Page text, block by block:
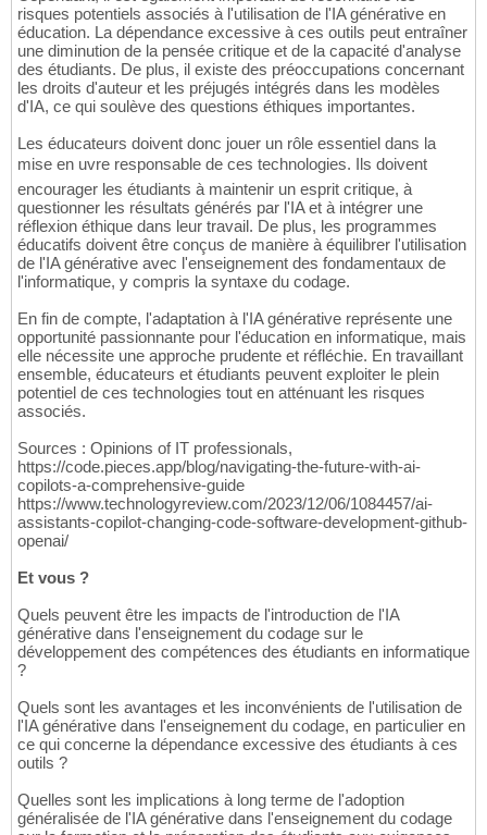
risques potentiels associés à l'utilisation de l'IA générative en
éducation. La dépendance excessive à ces outils peut entraîner
une diminution de la pensée critique et de la capacité d'analyse
des étudiants. De plus, il existe des préoccupations concernant
les droits d'auteur et les préjugés intégrés dans les modèles
d'IA, ce qui soulève des questions éthiques importantes.
Les éducateurs doivent donc jouer un rôle essentiel dans la
mise en uvre responsable de ces technologies. Ils doivent
encourager les étudiants à maintenir un esprit critique, à
questionner les résultats générés par l'IA et à intégrer une
réflexion éthique dans leur travail. De plus, les programmes
éducatifs doivent être conçus de manière à équilibrer l'utilisation
de l'IA générative avec l'enseignement des fondamentaux de
l'informatique, y compris la syntaxe du codage.
En fin de compte, l'adaptation à l'IA générative représente une
opportunité passionnante pour l'éducation en informatique, mais
elle nécessite une approche prudente et réfléchie. En travaillant
ensemble, éducateurs et étudiants peuvent exploiter le plein
potentiel de ces technologies tout en atténuant les risques
associés.
Sources : Opinions of IT professionals,
https://code.pieces.app/blog/navigating-the-future-with-ai-
copilots-a-comprehensive-guide
https://www.technologyreview.com/2023/12/06/1084457/ai-
assistants-copilot-changing-code-software-development-github-
openai/
Et vous ?
Quels peuvent être les impacts de l'introduction de l'IA
générative dans l'enseignement du codage sur le
développement des compétences des étudiants en informatique
?
Quels sont les avantages et les inconvénients de l'utilisation de
l'IA générative dans l'enseignement du codage, en particulier en
ce qui concerne la dépendance excessive des étudiants à ces
outils ?
Quelles sont les implications à long terme de l'adoption
généralisée de l'IA générative dans l'enseignement du codage